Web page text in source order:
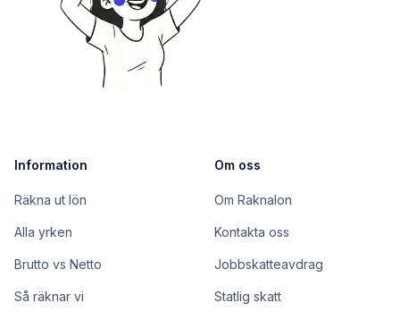
Information
Räkna ut lön
Alla yrken
Brutto vs Netto
Så räknar vi
Om oss
Om Raknalon
Kontakta oss
Jobbskatteavdrag
Statlig skatt